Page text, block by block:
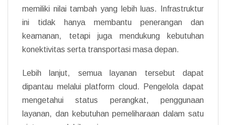
memiliki nilai tambah yang lebih luas. Infrastruktur
ini tidak hanya membantu penerangan dan
keamanan, tetapi juga mendukung kebutuhan
konektivitas serta transportasi masa depan.
Lebih lanjut, semua layanan tersebut dapat
dipantau melalui platform cloud. Pengelola dapat
mengetahui status perangkat, penggunaan
layanan, dan kebutuhan pemeliharaan dalam satu